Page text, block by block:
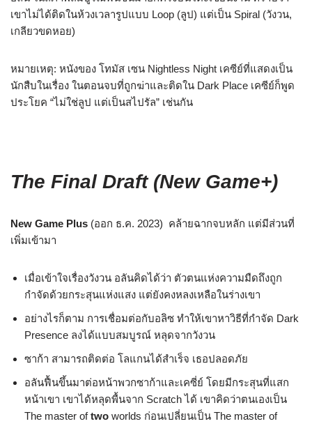
เขาไม่ได้ติดในห้วงเวลารูปแบบ Loop (ลูป) แต่เป็น Spiral (วังวน,
เกลียวขดหอย)
หมายเหตุ: หนังของ โทมัส เซน Nightless Night เคซีย์ที่แสดงเป็น
นักสืบในเรื่อง ในตอนจบที่ถูกฆ่าและติดใน Dark Place เคซีย์ก็พูด
ประโยค “ไม่ใช่ลูป แต่เป็นสไปรัล” เช่นกัน
The Final Draft (New Game+)
New Game Plus (ออก ธ.ค. 2023) คล้ายฉากจบหลัก แต่มีส่วนที่
เพิ่มเข้ามา
เมื่อเข้าใจเรื่องวังวน อลันคิดได้ว่า ตัวตนแห่งความมืดถึงถูก
กำจัดด้วยกระสุนแห่งแสง แต่ยังคงหลงเหลือในร่างเขา
อย่างไรก็ตาม การเชื่อมต่อกับอลิซ ทำให้เขาหาวิธีที่กำจัด Dark
Presence ลงได้แบบสมบูรณ์ หลุดจากวังวน
ซาก้า สามารถติดต่อ โลแกนได้สำเร็จ เธอปลอดภัย
อลันฟื้นขึ้นมาต่อหน้าพวกซาก้าและเคซี่ย์ โดยมีกระสุนที่แสก
หน้าเขา เขาได้หลุดพื้นจาก Scratch ได้ เขาคิดว่าตนเองเป็น
The master oftwo worlds ก่อนเปลี่ยนเป็น The master of